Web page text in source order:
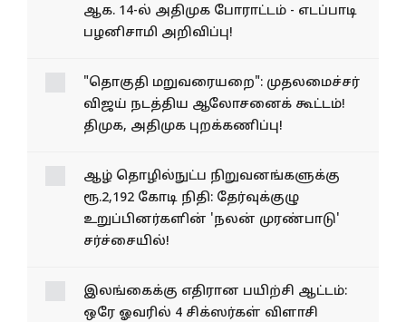
ஆக. 14-ல் அதிமுக போராட்டம் - எடப்பாடி
பழனிசாமி அறிவிப்பு!
"தொகுதி மறுவரையறை": முதலமைச்சர்
விஜய் நடத்திய ஆலோசனைக் கூட்டம்!
திமுக, அதிமுக புறக்கணிப்பு!
ஆழ் தொழில்நுட்ப நிறுவனங்களுக்கு
ரூ.2,192 கோடி நிதி: தேர்வுக்குழு
உறுப்பினர்களின் 'நலன் முரண்பாடு'
சர்ச்சையில்!
இலங்கைக்கு எதிரான பயிற்சி ஆட்டம்:
ஒரே ஓவரில் 4 சிக்ஸர்கள் விளாசி